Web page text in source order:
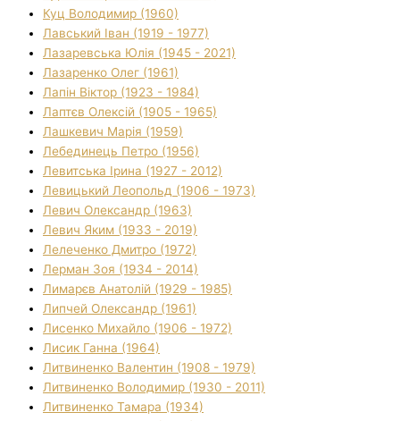
Куц Володимир (1960)
Лавський Іван (1919 - 1977)
Лазаревська Юлія (1945 - 2021)
Лазаренко Олег (1961)
Лапін Віктор (1923 - 1984)
Лаптєв Олексій (1905 - 1965)
Лашкевич Марія (1959)
Лебединець Петро (1956)
Левитська Ірина (1927 - 2012)
Левицький Леопольд (1906 - 1973)
Левич Олександр (1963)
Левич Яким (1933 - 2019)
Лелеченко Дмитро (1972)
Лерман Зоя (1934 - 2014)
Лимарєв Анатолій (1929 - 1985)
Липчей Олександр (1961)
Лисенко Михайло (1906 - 1972)
Лисик Ганна (1964)
Литвиненко Валентин (1908 - 1979)
Литвиненко Володимир (1930 - 2011)
Литвиненко Тамара (1934)